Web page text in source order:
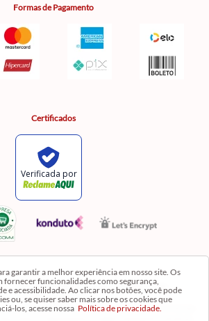
garantir a melhor experiência em nosso site. Os
fornecer funcionalidades como segurança,
e acessibilidade. Ao clicar nos botões, você pode
ou, se quiser saber mais sobre os cookies que
los, acesse nossa Política de privacidade.
Formas de Pagamento
Certificados
Luzia Meire de Gêneros Alimentícios LTDA | CNPJ:
08.991.182/0001-11
da Loja Virtual não se aplicam aos da Loja Física. Na Loja